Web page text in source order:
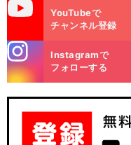
YouTubeで
チャンネル登録
m
Instagramで
フォローする